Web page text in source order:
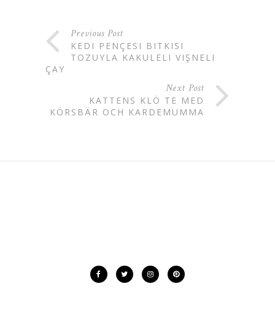
Previous Post
KEDI PENÇESI BITKISI
TOZUYLA KAKULELI VIŞNELI
ÇAY
Next Post
KATTENS KLÖ TE MED
KÖRSBÄR OCH KARDEMUMMA